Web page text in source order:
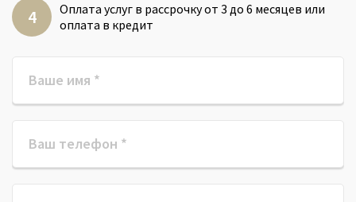
Оплата услуг в рассрочку от 3 до 6 месяцев или
оплата в кредит